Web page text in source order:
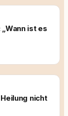
ist es
nicht